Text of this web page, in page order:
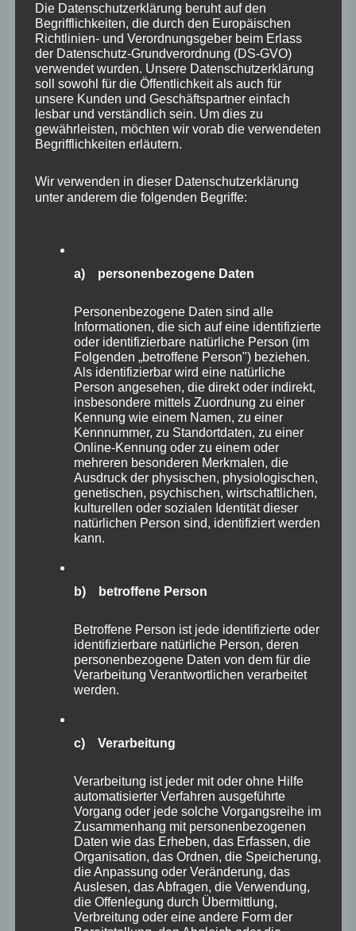
für Informationstechnologie und Multimedia. Rund 60
Unternehmen sind am IT-Standort Koblenz aktiv, dazu
kommt viel wissenschaftliches Know-how.“
Da möchte ich Ministerin Schmitt gerne zustimmen.
Koblenz ist ein prädestinierter Standort, um Entwickler
anzusiedeln und ein attraktives Umfeld zu schaffen.
Dort haben wir den renommierten Studiengang
Computervisualistik, das Technologiezentrum Koblenz,
das großstädtische Flair und die Verkehrsanbindung,
auf die viele moderne Unternehmen angewiesen sind.
ehemaligen Rasselstein-Gelände in Neuwied wird
künftig ein spannendes Betätigungsfeld für Entwickler
und Programmierer darstellen. Auf rund 880.000
Quadratmetern soll dort Quartier und
Technologieparkentwicklung stattfinden, einerseits für
über 1500 Wohneinheiten, andererseits aber auch für
ambitionierte Industrieprojekte auf hohem
technologischen Niveau.
Schauen wir aber auf die landesseitigen
Förderung des Landes für Games bei jährlich 250.000
Euro, pro Projekt ist sie auf gerade mal 50.000 Euro
gedeckelt. Das ist für eine Branche mit rund 10
Milliarden Jahresumsatz in Deutschland einfach zu
gering angesetzt, bedenkt man außerdem, dass für
jeden an diese Branche gewährten Euro Zuschuss
statistisch drei Euro Steuergeld wieder eingespielt
eingeräumt, dass die Bundesförderung nicht
ausreichend ist. Zudem hat es den Anschein, dass der
Bund die Förderung für Start-Ups und junge Entwickler
eher den Ländern überlassen will.
Damit ist für mich klar, es muss deutlich aufgestockt
Die Datenschutzerklärung beruht auf den
Begrifflichkeiten, die durch den Europäischen
Richtlinien- und Verordnungsgeber beim Erlass
der Datenschutz-Grundverordnung (DS-GVO)
verwendet wurden. Unsere Datenschutzerklärung
soll sowohl für die Öffentlichkeit als auch für
unsere Kunden und Geschäftspartner einfach
lesbar und verständlich sein. Um dies zu
gewährleisten, möchten wir vorab die verwendeten
Begrifflichkeiten erläutern.
Wir verwenden in dieser Datenschutzerklärung
unter anderem die folgenden Begriffe:
a) personenbezogene Daten
Personenbezogene Daten sind alle
Informationen, die sich auf eine identifizierte
oder identifizierbare natürliche Person (im
Folgenden „betroffene Person") beziehen.
Als identifizierbar wird eine natürliche
Person angesehen, die direkt oder indirekt,
insbesondere mittels Zuordnung zu einer
Kennung wie einem Namen, zu einer
Kennnummer, zu Standortdaten, zu einer
Online-Kennung oder zu einem oder
mehreren besonderen Merkmalen, die
Ausdruck der physischen, physiologischen,
genetischen, psychischen, wirtschaftlichen,
kulturellen oder sozialen Identität dieser
natürlichen Person sind, identifiziert werden
kann.
b) betroffene Person
Betroffene Person ist jede identifizierte oder
identifizierbare natürliche Person, deren
personenbezogene Daten von dem für die
Verarbeitung Verantwortlichen verarbeitet
werden.
c) Verarbeitung
Verarbeitung ist jeder mit oder ohne Hilfe
automatisierter Verfahren ausgeführte
Vorgang oder jede solche Vorgangsreihe im
Zusammenhang mit personenbezogenen
Daten wie das Erheben, das Erfassen, die
Organisation, das Ordnen, die Speicherung,
die Anpassung oder Veränderung, das
Auslesen, das Abfragen, die Verwendung,
die Offenlegung durch Übermittlung,
Verbreitung oder eine andere Form der